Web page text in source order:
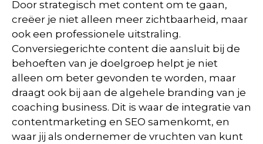
Door strategisch met content om te gaan,
creëer je niet alleen meer zichtbaarheid, maar
ook een professionele uitstraling.
Conversiegerichte content die aansluit bij de
behoeften van je doelgroep helpt je niet
alleen om beter gevonden te worden, maar
draagt ook bij aan de algehele branding van je
coaching business. Dit is waar de integratie van
contentmarketing en SEO samenkomt, en
waar jij als ondernemer de vruchten van kunt